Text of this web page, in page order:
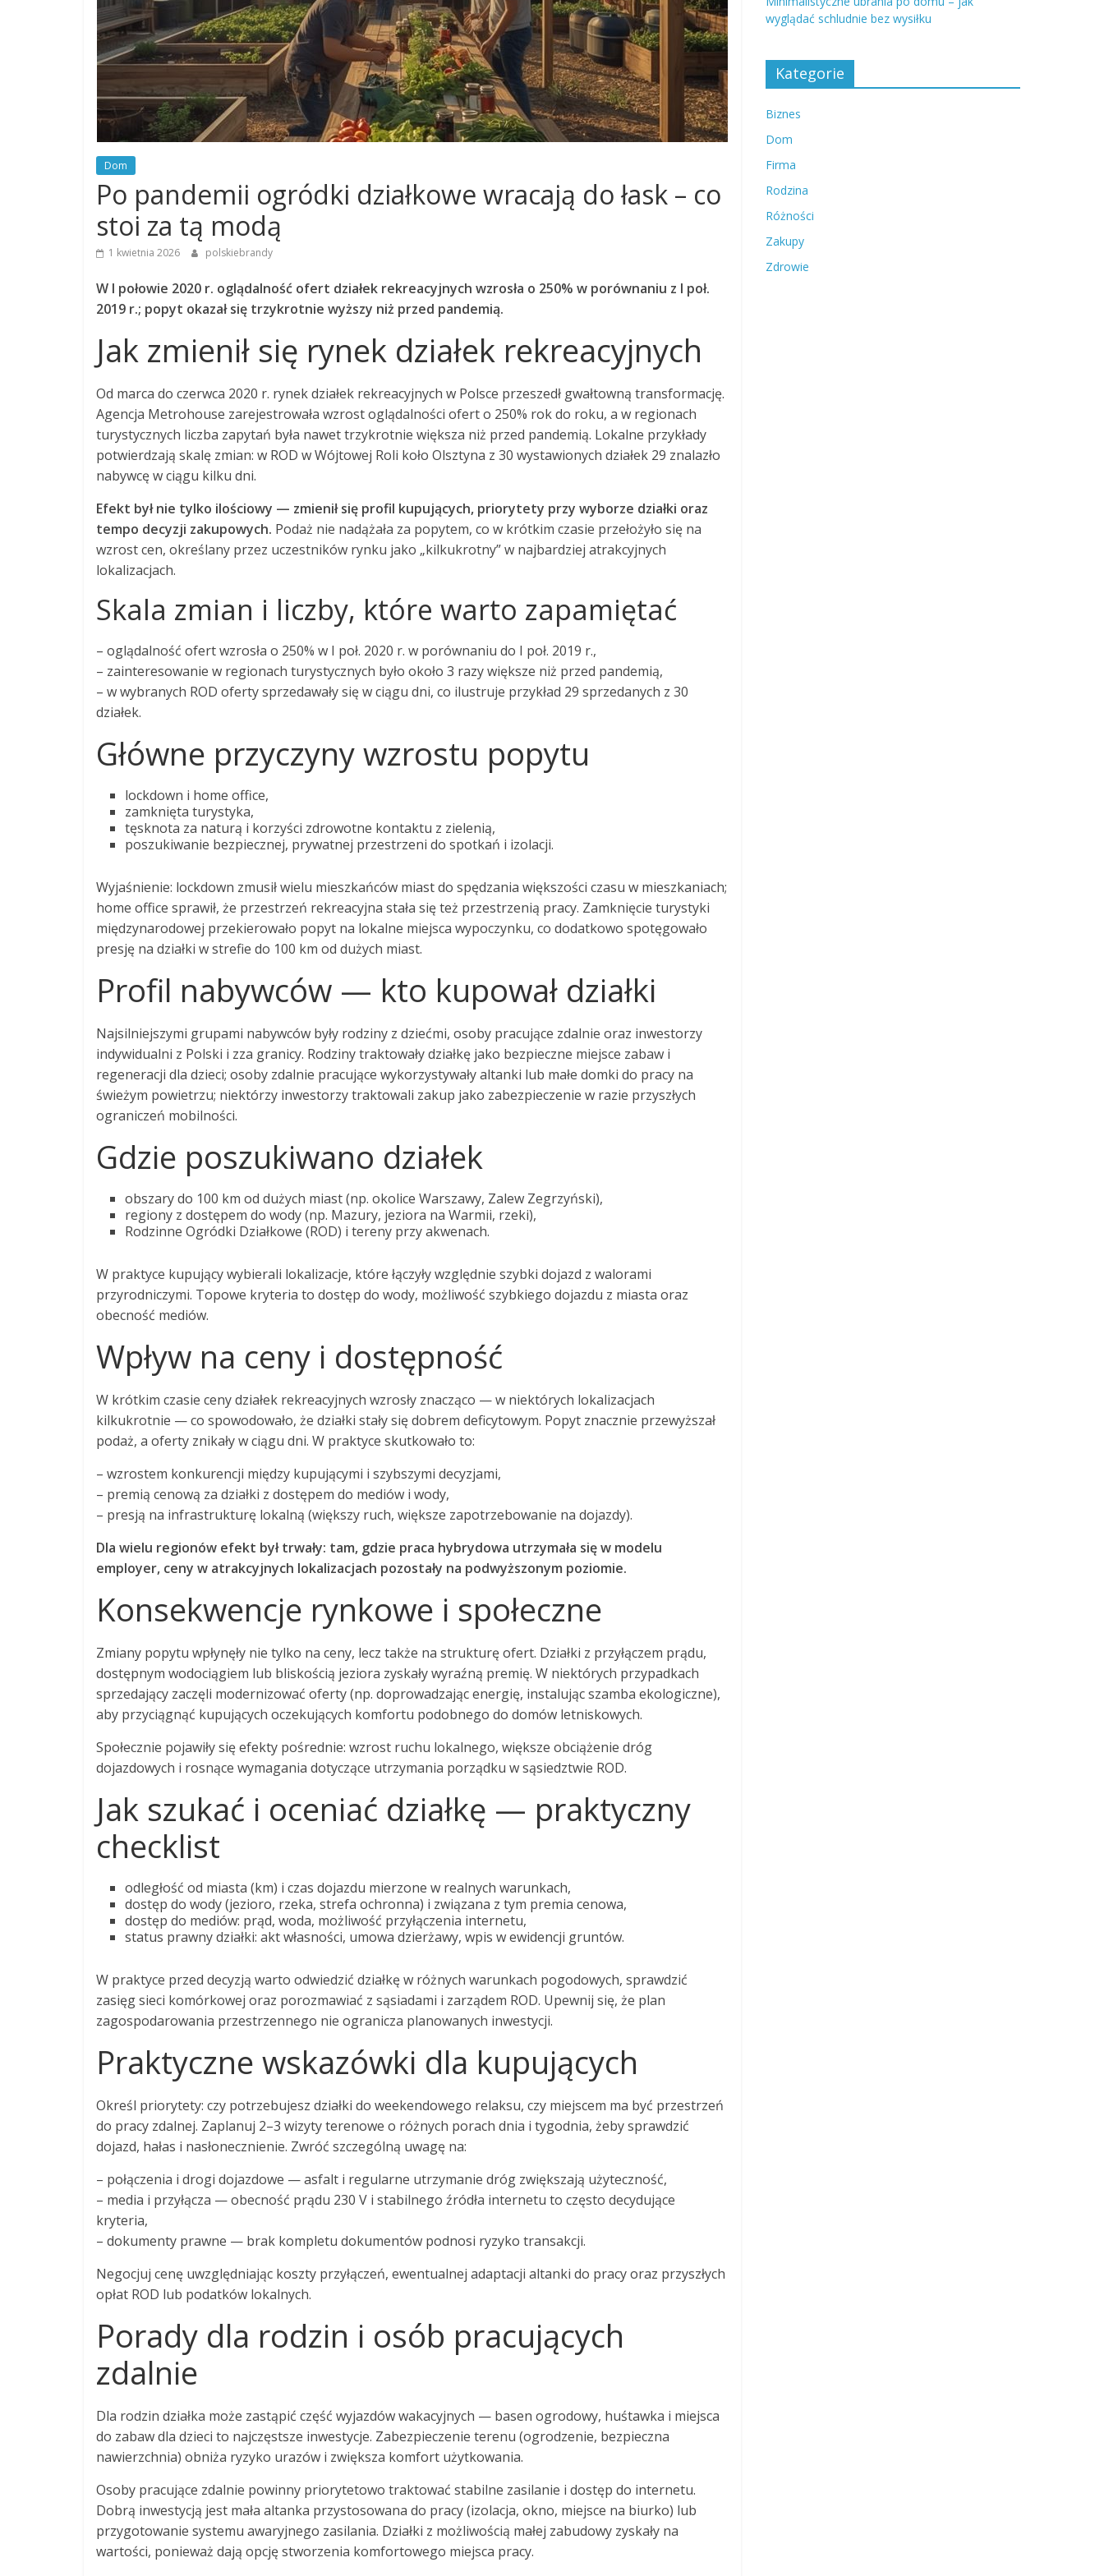
Dom
Po pandemii ogródki działkowe wracają do łask – co
stoi za tą modą
1 kwietnia 2026 polskiebrandy
W I połowie 2020 r. oglądalność ofert działek rekreacyjnych wzrosła o 250% w porównaniu z I poł.
2019 r.; popyt okazał się trzykrotnie wyższy niż przed pandemią.
Jak zmienił się rynek działek rekreacyjnych
Od marca do czerwca 2020 r. rynek działek rekreacyjnych w Polsce przeszedł gwałtowną transformację.
Agencja Metrohouse zarejestrowała wzrost oglądalności ofert o 250% rok do roku, a w regionach
turystycznych liczba zapytań była nawet trzykrotnie większa niż przed pandemią. Lokalne przykłady
potwierdzają skalę zmian: w ROD w Wójtowej Roli koło Olsztyna z 30 wystawionych działek 29 znalazło
nabywcę w ciągu kilku dni.
Efekt był nie tylko ilościowy — zmienił się profil kupujących, priorytety przy wyborze działki oraz
tempo decyzji zakupowych. Podaż nie nadążała za popytem, co w krótkim czasie przełożyło się na
wzrost cen, określany przez uczestników rynku jako „kilkukrotny” w najbardziej atrakcyjnych
lokalizacjach.
Skala zmian i liczby, które warto zapamiętać
– oglądalność ofert wzrosła o 250% w I poł. 2020 r. w porównaniu do I poł. 2019 r.,
– zainteresowanie w regionach turystycznych było około 3 razy większe niż przed pandemią,
– w wybranych ROD oferty sprzedawały się w ciągu dni, co ilustruje przykład 29 sprzedanych z 30
działek.
Główne przyczyny wzrostu popytu
lockdown i home office,
zamknięta turystyka,
tęsknota za naturą i korzyści zdrowotne kontaktu z zielenią,
poszukiwanie bezpiecznej, prywatnej przestrzeni do spotkań i izolacji.
Wyjaśnienie: lockdown zmusił wielu mieszkańców miast do spędzania większości czasu w mieszkaniach;
home office sprawił, że przestrzeń rekreacyjna stała się też przestrzenią pracy. Zamknięcie turystyki
międzynarodowej przekierowało popyt na lokalne miejsca wypoczynku, co dodatkowo spotęgowało
presję na działki w strefie do 100 km od dużych miast.
Profil nabywców — kto kupował działki
Najsilniejszymi grupami nabywców były rodziny z dziećmi, osoby pracujące zdalnie oraz inwestorzy
indywidualni z Polski i zza granicy. Rodziny traktowały działkę jako bezpieczne miejsce zabaw i
regeneracji dla dzieci; osoby zdalnie pracujące wykorzystywały altanki lub małe domki do pracy na
świeżym powietrzu; niektórzy inwestorzy traktowali zakup jako zabezpieczenie w razie przyszłych
ograniczeń mobilności.
Gdzie poszukiwano działek
obszary do 100 km od dużych miast (np. okolice Warszawy, Zalew Zegrzyński),
regiony z dostępem do wody (np. Mazury, jeziora na Warmii, rzeki),
Rodzinne Ogródki Działkowe (ROD) i tereny przy akwenach.
W praktyce kupujący wybierali lokalizacje, które łączyły względnie szybki dojazd z walorami
przyrodniczymi. Topowe kryteria to dostęp do wody, możliwość szybkiego dojazdu z miasta oraz
obecność mediów.
Wpływ na ceny i dostępność
W krótkim czasie ceny działek rekreacyjnych wzrosły znacząco — w niektórych lokalizacjach
kilkukrotnie — co spowodowało, że działki stały się dobrem deficytowym. Popyt znacznie przewyższał
podaż, a oferty znikały w ciągu dni. W praktyce skutkowało to:
– wzrostem konkurencji między kupującymi i szybszymi decyzjami,
– premią cenową za działki z dostępem do mediów i wody,
– presją na infrastrukturę lokalną (większy ruch, większe zapotrzebowanie na dojazdy).
Dla wielu regionów efekt był trwały: tam, gdzie praca hybrydowa utrzymała się w modelu
employer, ceny w atrakcyjnych lokalizacjach pozostały na podwyższonym poziomie.
Konsekwencje rynkowe i społeczne
Zmiany popytu wpłynęły nie tylko na ceny, lecz także na strukturę ofert. Działki z przyłączem prądu,
dostępnym wodociągiem lub bliskością jeziora zyskały wyraźną premię. W niektórych przypadkach
sprzedający zaczęli modernizować oferty (np. doprowadzając energię, instalując szamba ekologiczne),
aby przyciągnąć kupujących oczekujących komfortu podobnego do domów letniskowych.
Społecznie pojawiły się efekty pośrednie: wzrost ruchu lokalnego, większe obciążenie dróg
dojazdowych i rosnące wymagania dotyczące utrzymania porządku w sąsiedztwie ROD.
Jak szukać i oceniać działkę — praktyczny
checklist
odległość od miasta (km) i czas dojazdu mierzone w realnych warunkach,
dostęp do wody (jezioro, rzeka, strefa ochronna) i związana z tym premia cenowa,
dostęp do mediów: prąd, woda, możliwość przyłączenia internetu,
status prawny działki: akt własności, umowa dzierżawy, wpis w ewidencji gruntów.
W praktyce przed decyzją warto odwiedzić działkę w różnych warunkach pogodowych, sprawdzić
zasięg sieci komórkowej oraz porozmawiać z sąsiadami i zarządem ROD. Upewnij się, że plan
zagospodarowania przestrzennego nie ogranicza planowanych inwestycji.
Praktyczne wskazówki dla kupujących
Określ priorytety: czy potrzebujesz działki do weekendowego relaksu, czy miejscem ma być przestrzeń
do pracy zdalnej. Zaplanuj 2–3 wizyty terenowe o różnych porach dnia i tygodnia, żeby sprawdzić
dojazd, hałas i nasłonecznienie. Zwróć szczególną uwagę na:
– połączenia i drogi dojazdowe — asfalt i regularne utrzymanie dróg zwiększają użyteczność,
– media i przyłącza — obecność prądu 230 V i stabilnego źródła internetu to często decydujące
kryteria,
– dokumenty prawne — brak kompletu dokumentów podnosi ryzyko transakcji.
Negocjuj cenę uwzględniając koszty przyłączeń, ewentualnej adaptacji altanki do pracy oraz przyszłych
opłat ROD lub podatków lokalnych.
Porady dla rodzin i osób pracujących
zdalnie
Dla rodzin działka może zastąpić część wyjazdów wakacyjnych — basen ogrodowy, huśtawka i miejsca
do zabaw dla dzieci to najczęstsze inwestycje. Zabezpieczenie terenu (ogrodzenie, bezpieczna
nawierzchnia) obniża ryzyko urazów i zwiększa komfort użytkowania.
Osoby pracujące zdalnie powinny priorytetowo traktować stabilne zasilanie i dostęp do internetu.
Dobrą inwestycją jest mała altanka przystosowana do pracy (izolacja, okno, miejsce na biurko) lub
przygotowanie systemu awaryjnego zasilania. Działki z możliwością małej zabudowy zyskały na
wartości, ponieważ dają opcję stworzenia komfortowego miejsca pracy.
wyglądać schludnie bez wysiłku
Kategorie
Biznes
Dom
Firma
Rodzina
Różności
Zakupy
Zdrowie